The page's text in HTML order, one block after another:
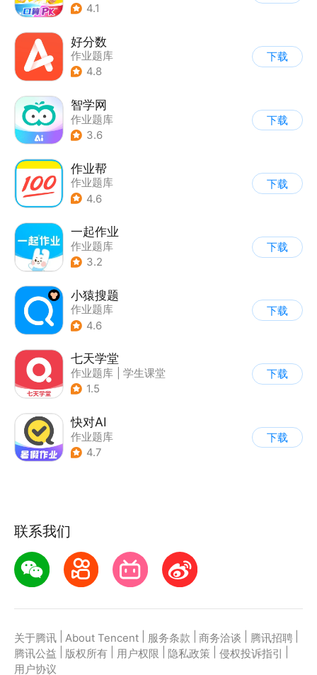
4.1
好分数
作业题库
4.8
下载
智学网
作业题库
3.6
下载
作业帮
作业题库
4.6
下载
一起作业
作业题库
3.2
下载
小猿搜题
作业题库
4.6
下载
七天学堂
作业题库
学生课堂
1.5
下载
快对AI
作业题库
4.7
下载
联系我们
关于腾讯 About Tencent 服务条款 商务洽谈 腾讯招聘
腾讯公益
版权所有 用户权限 隐私政策 侵权投诉指引
用户协议